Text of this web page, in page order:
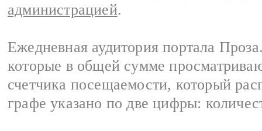
администрацией.
Ежедневная аудитория портала
которые в общей сумме
счетчика посещаемости, который
графе указано по две цифры: